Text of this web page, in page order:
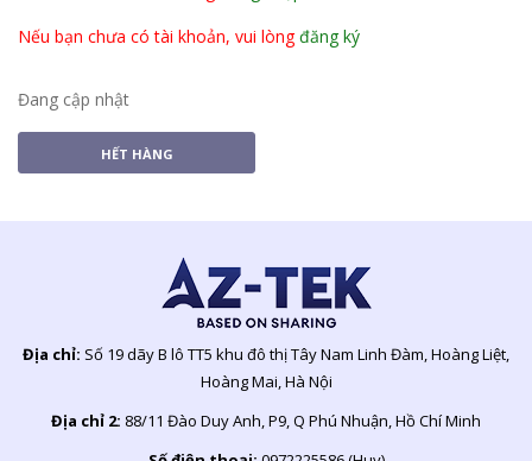
Nếu bạn chưa có tài khoản, vui lòngđăng ký
Đang cập nhật
HẾT HÀNG
Địa chỉ: Số 19 dãy B lô TT5 khu đô thị Tây Nam Linh Đàm, Hoàng Liệt,
Hoàng Mai, Hà Nội
Địa chỉ 2: 88/11 Đào Duy Anh, P9, Q Phú Nhuận, Hồ Chí Minh